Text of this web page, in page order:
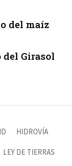
del maíz
del Girasol
HIDROVÍA
LEY DE TIERRAS